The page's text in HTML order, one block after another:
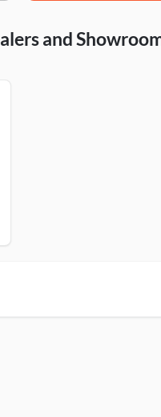
and